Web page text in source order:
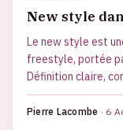
New style
Le new style est
freestyle, portée
Définition claire,
et premiers pas
Pierre Lacombe · 6